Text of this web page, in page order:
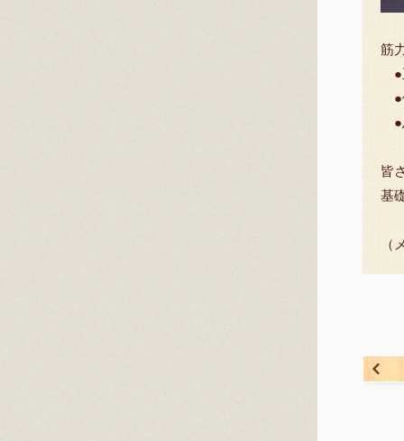
筋
●
●
●
皆
基